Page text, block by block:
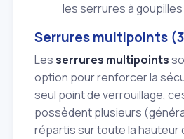
les serrures à
Serrures multipoints
Lesserrures multipoints
option pour renforcer la
seul point de verrouillage,
possèdent plusieurs
répartis sur toute la hauteur